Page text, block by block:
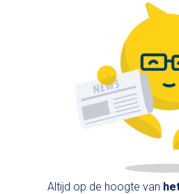
Altijd op de hoogte van